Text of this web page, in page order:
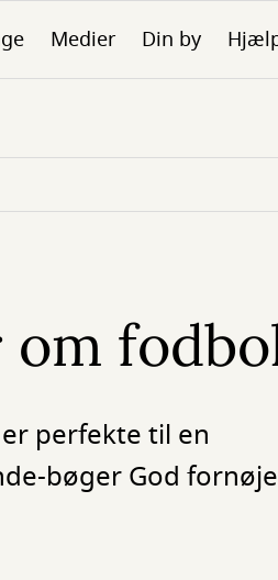
Medier Din by
om
perfekte til en
bøger God